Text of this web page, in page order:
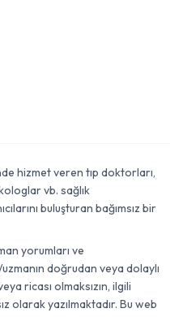
hizmet veren tıp doktorları,
vb. sağlık
buluşturan bağımsız bir
yorumları ve
doğrudan veya dolaylı
ricası olmaksızın, ilgili
olarak yazılmaktadır. Bu web